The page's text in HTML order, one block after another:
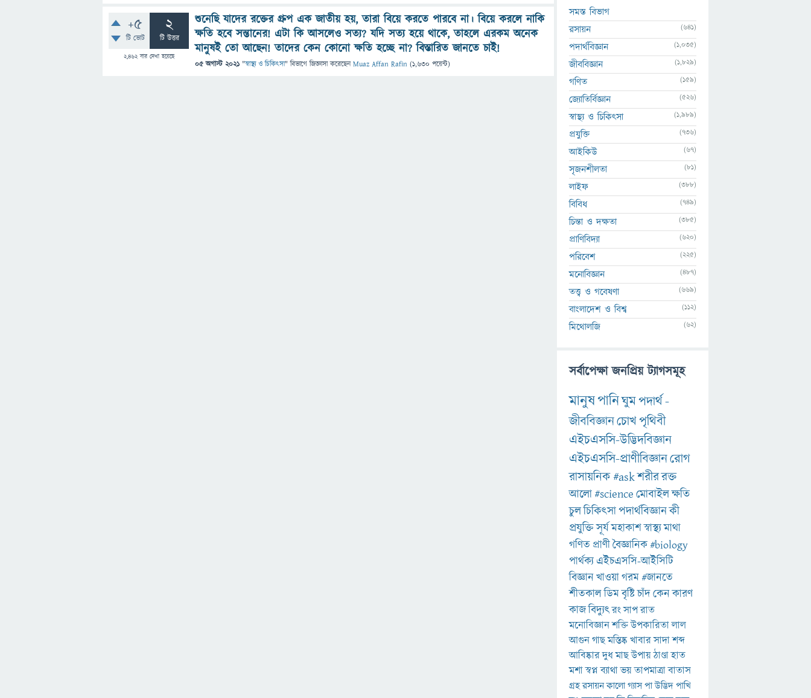
+5
টি ভোট
2
টি উত্তর
2,462বার দেখা হয়েছে
শুনেছি যাদের রক্তের গ্রুপ এক জাতীয় হয়, তারা বিয়ে করতে পারবে না। বিয়ে করলে নাকি
ক্ষতি হবে সন্তানের! এটা কি আসলেও সত্য? যদি সত্য হয়ে থাকে, তাহলে এরকম অনেক
মানুষই তো আছেন! তাদের কেন কোনো ক্ষতি হচ্ছে না? বিস্তারিত জানতে চাই!
05 অগাস্ট 2021 "স্বাস্থ্য ও চিকিৎসা" বিভাগে জিজ্ঞাসাকরেছেনMuaz Affan Rafin (1,630 পয়েন্ট)
সমস্ত বিভাগ
রসায়ন
(641)
পদার্থবিজ্ঞান (1,035)
জীববিজ্ঞান (1,829)
গণিত (159)
জ্যোতির্বিজ্ঞান (526)
স্বাস্থ্য ও চিকিৎসা (1,989)
প্রযুক্তি (736)
আইকিউ (67)
সৃজনশীলতা (81)
লাইফ (388)
বিবিধ (749)
চিন্তা ও দক্ষতা (385)
প্রাণিবিদ্যা (620)
পরিবেশ (225)
মনোবিজ্ঞান (487)
তত্ত্ব ও গবেষণা (669)
বাংলাদেশ ও বিশ্ব (112)
মিথোলজি (62)
সর্বাপেক্ষা জনপ্রিয় ট্যাগসমূহ
মানুষপানিঘুমপদার্থ-
জীববিজ্ঞানচোখপৃথিবী
এইচএসসি-উদ্ভিদবিজ্ঞান
এইচএসসি-প্রাণীবিজ্ঞানরোগ
রাসায়নিক#askশরীররক্ত
আলো#scienceমোবাইলক্ষতি
চুলচিকিৎসাপদার্থবিজ্ঞানকী
প্রযুক্তিসূর্যমহাকাশস্বাস্থ্যমাথা
গণিত প্রাণীবৈজ্ঞানিক#biology
পার্থক্য এইচএসসি-আইসিটি
বিজ্ঞানখাওয়াগরম#জানতে
শীতকালডিমবৃষ্টিচাঁদকেনকারণ
কাজবিদ্যুৎরংসাপরাত
মনোবিজ্ঞানশক্তিউপকারিতালাল
আগুনগাছমস্তিষ্কখাবারসাদাশব্দ
আবিষ্কারদুধমাছউপায়ঠাণ্ডাহাত
মশাস্বপ্নব্যাথাভয়তাপমাত্রাবাতাস
গ্রহরসায়নকালোগ্যাসপাউদ্ভিদপাখি